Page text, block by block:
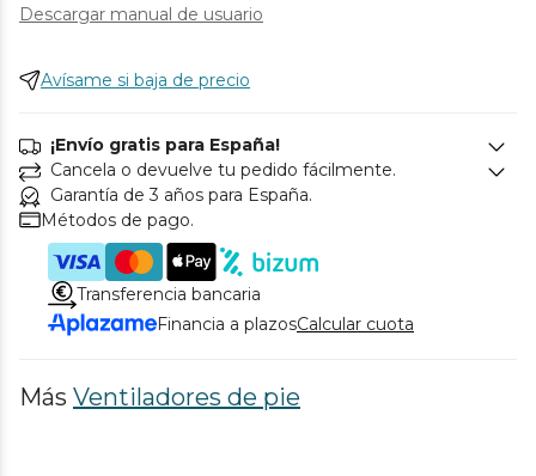
Descargar manual de usuario
Avísame si baja de precio
¡Envío gratis para España!
Cancela o devuelve tu pedido fácilmente.
Garantía de 3 años para España.
Métodos de pago.
Transferencia bancaria
Financia a plazosCalcular cuota
Más Ventiladores de pie